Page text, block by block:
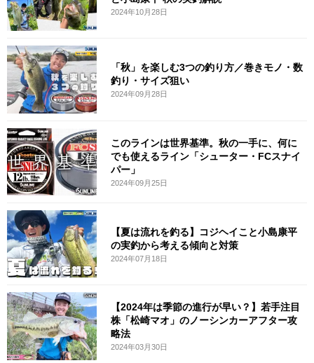
2024年10月28日
「秋」を楽しむ3つの釣り方／巻きモノ・数
釣り・サイズ狙い
2024年09月28日
このラインは世界基準。秋の一手に、何に
でも使えるライン「シューター・FCスナイ
パー」
2024年09月25日
【夏は流れを釣る】コジヘイこと小島康平
の実釣から考える傾向と対策
2024年07月18日
【2024年は季節の進行が早い？】若手注目
株「松崎マオ」のノーシンカーアフター攻
略法
2024年03月30日